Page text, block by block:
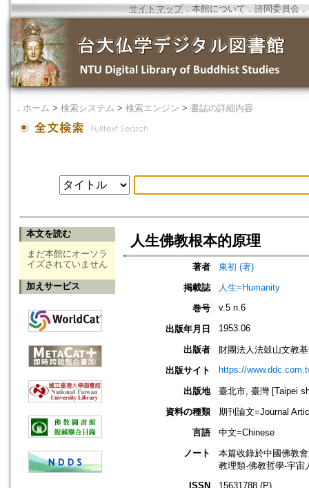
サイトマップ．本館について ． 諮問委員会 ．
． ホーム > 検索システム > 検索エンジン > 書誌の詳細内容
本文を読む
まだ本館にオーソラ
イズされていません
加えサービス
人生佛教根本的原理
著者
東初 (著)
掲載誌
人生=Humanity
巻号
v.5 n.6
出版年月日 1953.06
出版者
財團法人法鼓山文教
出版サイト
https://
出版地
臺北市, 臺灣 [Taipei
資料の種類
期刊論文=Journal
言語
中文=Chinese
ノート
本篇收錄於中國佛教
教理類-佛教哲學-宇宙
ISSN
15631788 (P)